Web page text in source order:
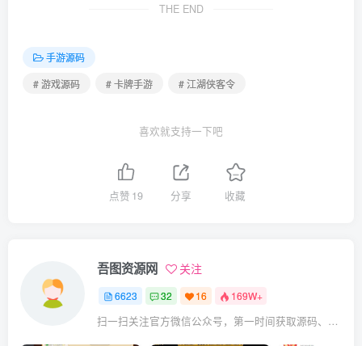
THE END
手游源码
# 游戏源码
# 卡牌手游 # 江湖侠客令
喜欢就支持一下吧
点赞 19 分享 收藏
吾图资源网 关注
6623 32 16 169W+
扫一扫关注官方微信公众号，第一时间获取源码、网赚项目资源教程，自媒体等知识干货，让互联网创业赚钱更简单。